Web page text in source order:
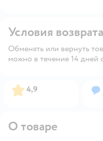
Условия возврата
Обменять или вернуть
можно в течение 14 дней
Рейтинг:
4,9
О товаре